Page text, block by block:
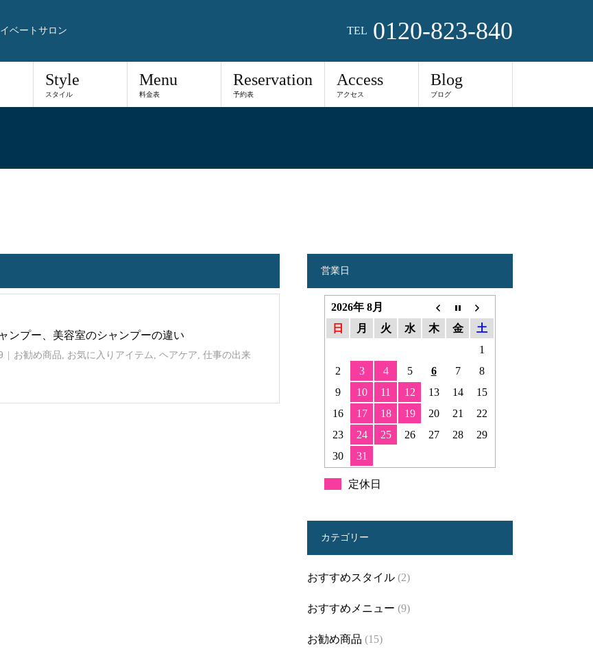
ベートサロン TEL 0120-823-840
Style
スタイル
Menu
料金表
Reservation
予約表
Access
アクセス
Blog
ブログ
ンプー、美容室のシャンプーの違い
お勧め商品 お気に入りアイテム ヘアケア 仕事の出来
営業日
2026年 8月
日
月 火 水 木 金
土
1
2
3 4 5 6 7
8
9
10 11 12 13 14
15
16
17 18 19 20 21
22
23
24 25 26 27 28
29
30
31
定休日
カテゴリー
おすすめスタイル (2)
おすすめメニュー (9)
お勧め商品 (15)